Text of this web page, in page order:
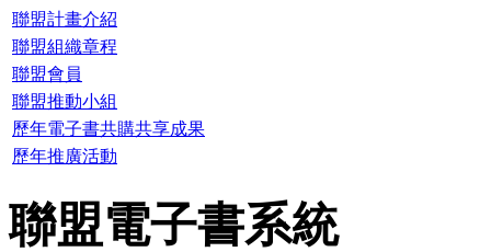
聯盟計畫介紹
聯盟組織章程
聯盟會員
聯盟推動小組
歷年電子書共購共享成果
歷年推廣活動
聯盟電子書系統